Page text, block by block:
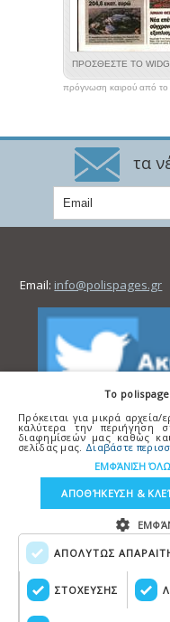
πρόγνωση καιρού από
τα
Email: info@polispages.gr
Copyright © polispages.gr
To
Πρόκειται για μικρά
καλύτερα την περιήγηση
διαφημίσεών μας καθώς
σελίδας μας. Διαβάστε
ΕΜΦΆΝΙΣΗ
ΑΠΟΛΥΤΩΣ
ΣΤΟΧΕΥΣΗΣ
ΑΠΟΘΉΚΕΥΣΗ &